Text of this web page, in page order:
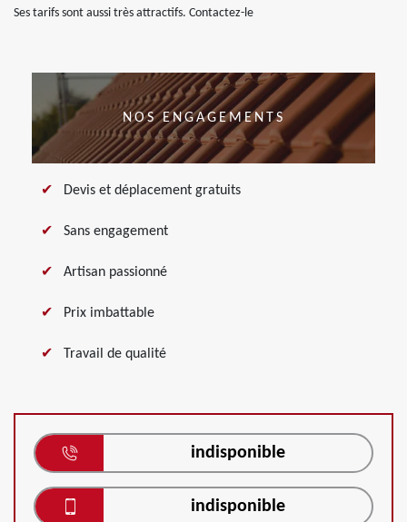
Ses tarifs sont aussi très attractifs. Contactez-le
NOS ENGAGEMENTS
Devis et déplacement gratuits
Sans engagement
Artisan passionné
Prix imbattable
Travail de qualité
indisponible
indisponible